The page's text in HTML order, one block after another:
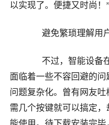
以实现了。便捷又时尚！”
避免繁琐理解用
不过，智能设备在
面临着一些不容回避的
问题复杂化。曾有网友
需几个按键就可以搞定